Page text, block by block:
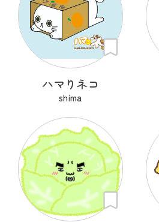
ハマりネコ
shima